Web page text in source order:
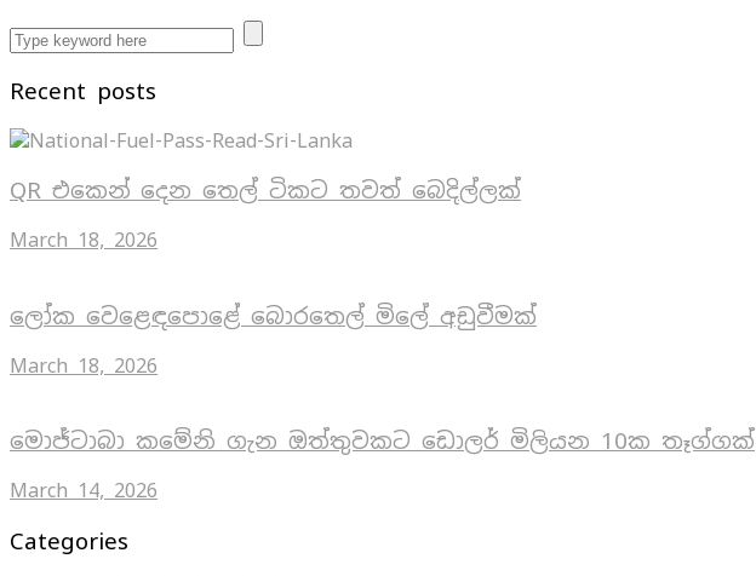
Recent posts
QR එකෙන් දෙන තෙල් ටිකට තවත් බෙදිල්ලක්
March 18, 2026
ලෝක වෙළෙඳපොළේ බොරතෙල් මිලේ අඩුවීමක්
March 18, 2026
මොජ්ටාබා කමේනි ගැන ඔත්තුවකට ඩොලර් මිලියන 10ක තෑග්ගක්
March 14, 2026
Categories